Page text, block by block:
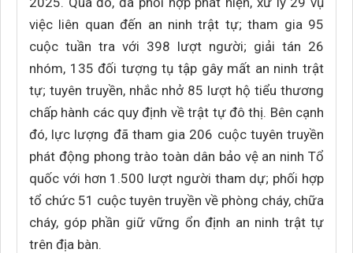
việc liên quan đến an ninh trật tự; tham gia 95
cuộc tuần tra với 398 lượt người; giải tán 26
nhóm, 135 đối tượng tụ tập gây mất an ninh trật
tự; tuyên truyền, nhắc nhở 85 lượt hộ tiểu thương
chấp hành các quy định về trật tự đô thị. Bên cạnh
đó, lực lượng đã tham gia 206 cuộc tuyên truyền
phát động phong trào toàn dân bảo vệ an ninh Tổ
quốc với hơn 1.500 lượt người tham dự; phối hợp
tổ chức 51 cuộc tuyên truyền về phòng cháy, chữa
cháy, góp phần giữ vững ổn định an ninh trật tự
trên địa bàn.